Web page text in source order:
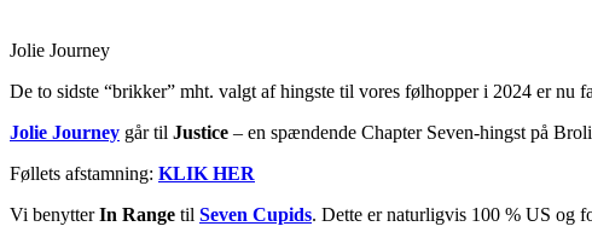
Jolie Journey
De to sidste “brikker” mht. valgt af hingste til vores følhopper i 2024 er nu
Jolie Journey går til Justice – en spændende Chapter Seven-hingst på
Føllets afstamning: KLIK HER
Vi benytterIn Range til Seven Cupids. Dette er naturligvis 100 % US og